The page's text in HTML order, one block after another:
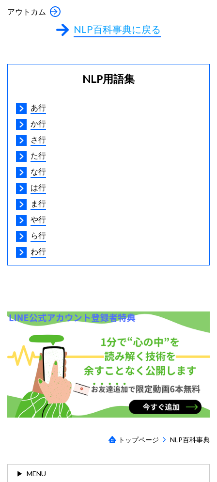
アウトカム
NLP百科事典に戻る
NLP用語集
あ行
か行
さ行
た行
な行
は行
ま行
や行
ら行
わ行
トップページ NLP百科事典
MENU